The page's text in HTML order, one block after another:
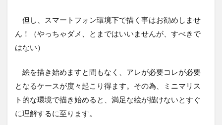
但し、スマートフォン環境下で描く事はお勧めしませ
ん！（やっちゃダメ、とまではいいませんが、すべきで
はない）
絵を描き始めますと間もなく、アレが必要コレが必要
となるケースが度々起こり得ます。その為、ミニマリス
ト的な環境で描き始めると、満足な絵が描けないとすぐ
に理解するに至ります。